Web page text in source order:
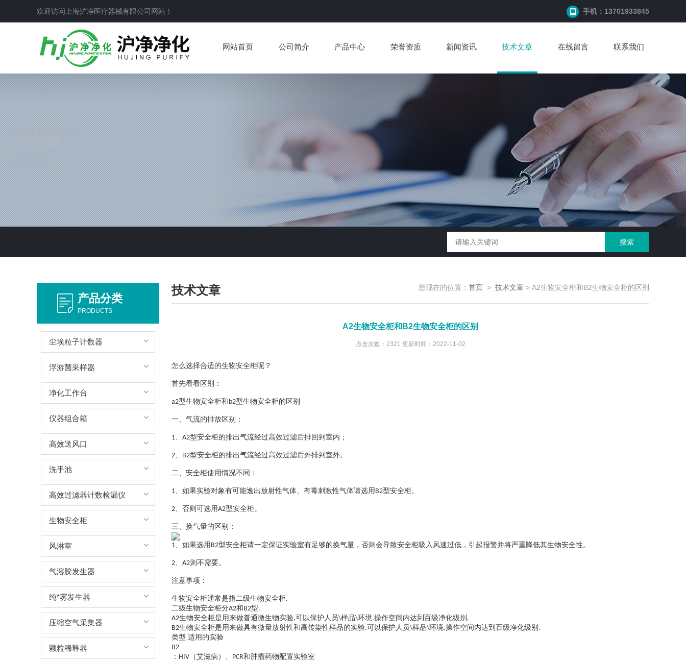
欢迎访问上海沪净医疗器械有限公司网站！ 手机：13701933845
网站首页 公司简介 产品中心 荣誉资质 新闻资讯 技术文章 在线留言 联系我们
技术文章 您现在的位置： 首页 > 技术文章 > A2生物安全柜和B2生物安全柜的区别
A2生物安全柜和B2生物安全柜的区别
点击次数：2321 更新时间：2022-11-02
怎么选择合适的生物安全柜呢？
首先看看区别：
a2型生物安全柜和 b2型生物安全柜的区别
一、气流的排放区别：
1、 A2型安全柜的排出气流经过高效过滤后排回到室内；
2、 B2型安全柜的排出气流经过高效过滤后外排到室外。
二、安全柜使用情况不同：
1、如果实验对象有可能逸出放射性气体、有毒刺激性气体请选用 B2型安全柜。
2、否则可选用A2型安全柜。
三、换气量的区别：
1、如果选用 B2型安全柜请一定保证实验室有足够的换气量，否则会导致安全柜吸入风速过低，引起报警并将严重降低其生物安全性。
2、 A2则不需要。
注意事项：
生物安全柜通常是指二级生物安全柜.
二级生物安全柜分A2和 B2型.
A2生物安全柜是用来做普通微生物实验,可以保护人员\样品\环境.操作空间内达到百级净化级别 .
B2生物安全柜是用来做具有微量放射性和高传染性样品的实验.可以保护人员\样品\环境.操作空间内达到百级净化级别 .
类型 适用的实验
B2
： HIV （艾滋病）、 PCR和肿瘤药物配置实验室
产品分类
PRODUCTS
尘埃粒子计数器
浮游菌采样器
净化工作台
仪器组合箱
高效送风口
洗手池
高效过滤器计数检漏仪
生物安全柜
风淋室
气溶胶发生器
纯*雾发生器
压缩空气采集器
颗粒稀释器